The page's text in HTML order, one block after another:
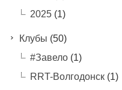
2025(1)
Клубы (50)
#Завело(1)
RRT-Волгодонск(1)